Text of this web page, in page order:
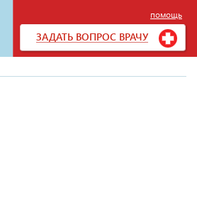
помощь
ЗАДАТЬ ВОПРОС ВРАЧУ